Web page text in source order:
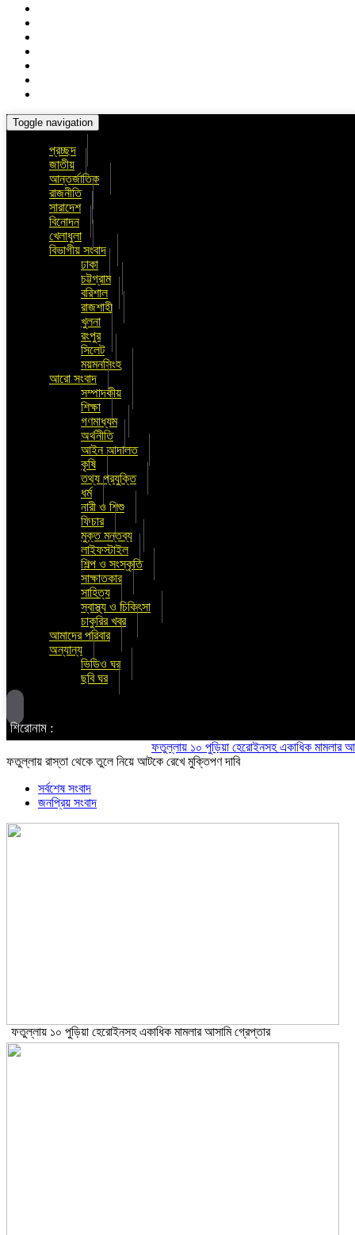
Toggle navigation
প্রচ্ছদ
জাতীয়
আন্তর্জাতিক
রাজনীতি
সারাদেশ
বিনোদন
খেলাধুলা
বিভাগীয় সংবাদ
ঢাকা
চট্টগ্রাম
বরিশাল
রাজশাহী
খুলনা
রংপুর
সিলেট
ময়মনসিংহ
আরো সংবাদ
সম্পাদকীয়
শিক্ষা
গণমাধ্যম
অর্থনীতি
আইন আদালত
কৃষি
তথ্য প্রযুক্তি
ধর্ম
নারী ও শিশু
ফিচার
মুক্ত মন্তব্য
লাইফস্টাইল
শিল্প ও সংস্কৃতি
সাক্ষাতকার
সাহিত্য
স্বাস্থ্য ও চিকিৎসা
চাকুরির খবর
আমাদের পরিবার
অন্যান্য
ভিডিও ঘর
ছবি ঘর
শিরোনাম :
ফতুল্লায় ১০ পুড়িয়া হেরোইনসহ একাধিক মামলার আসামি
ফতুল্লায় রাস্তা থেকে তুলে নিয়ে আটকে রেখে মুক্তিপণ দাবি
সর্বশেষ সংবাদ
জনপ্রিয় সংবাদ
ফতুল্লায় ১০ পুড়িয়া হেরোইনসহ একাধিক মামলার আসামি গ্রেপ্তার